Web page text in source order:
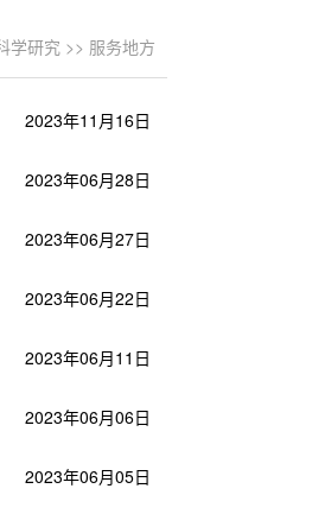
学研究 >> 服务地方
2023年11月16日
2023年06月28日
2023年06月27日
2023年06月22日
2023年06月11日
2023年06月06日
2023年06月05日